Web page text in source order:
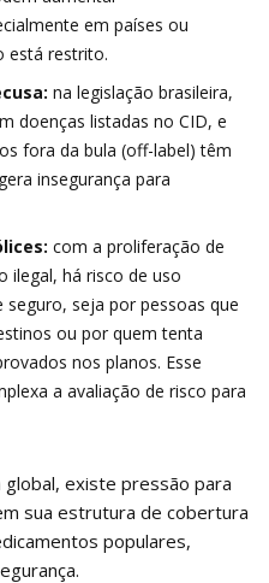
em países ou
está restrito.
na legislação brasileira,
doenças listadas no CID, e
fora da bula (off-label) têm
insegurança para
com a proliferação de
ilegal, há risco de uso
seja por pessoas que
ou por quem tenta
nos planos. Esse
a avaliação de risco para
existe pressão para
sua estrutura de cobertura
populares,